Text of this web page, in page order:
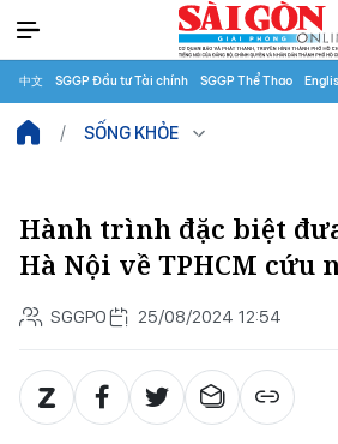
中文 SGGP Đầu tư Tài chính SGGP Thể Thao
SỐNG KHỎE
Hành trình đặc biệt
Hà Nội về TPHCM cứu
SGGPO 25/08/2024 12:54